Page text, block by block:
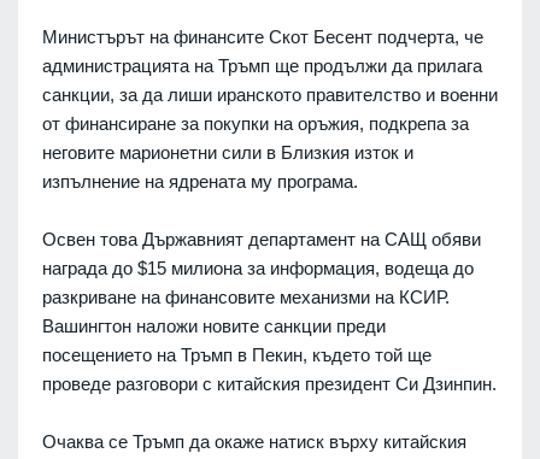
Министърът на финансите Скот Бесент подчерта, че
администрацията на Тръмп ще продължи да прилага
санкции, за да лиши иранското правителство и военни
от финансиране за покупки на оръжия, подкрепа за
неговите марионетни сили в Близкия изток и
изпълнение на ядрената му програма.
Освен това Държавният департамент на САЩ обяви
награда до $15 милиона за информация, водеща до
разкриване на финансовите механизми на КСИР.
Вашингтон наложи новите санкции преди
посещението на Тръмп в Пекин, където той ще
проведе разговори с китайския президент Си Дзинпин.
Очаква се Тръмп да окаже натиск върху китайския